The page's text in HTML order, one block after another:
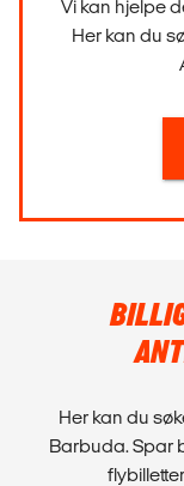
Vi kan hjelpe
Her kan du
Her kan du
Barbuda. Spar